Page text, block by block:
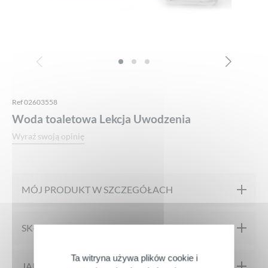
Ref 02603558
Woda toaletowa Lekcja Uwodzenia
Wyraź swoją opinię
MÓJ PRODUKT W SZCZEGÓŁACH
Od uwodzenia do perfum… Eksplozja mandarynki i różowego
owocowych, soczystych i delikatnych nut wody toaletowej
SKŁAD
Zapachy Lekcji Uwodzenia:
Ta witryna używa plików cookie i